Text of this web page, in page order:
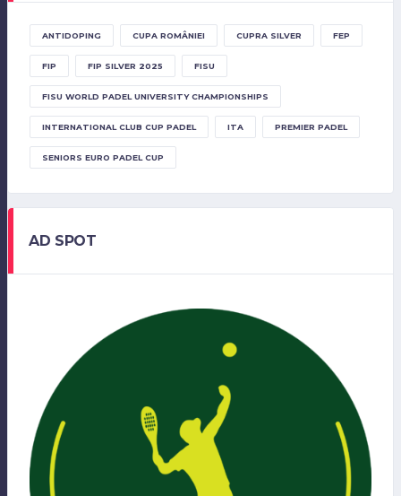
ANTIDOPING CUPA ROMÂNIEI CUPRA SILVER FEP
FIP FIP SILVER 2025 FISU
FISU WORLD PADEL UNIVERSITY CHAMPIONSHIPS
INTERNATIONAL CLUB CUP PADEL ITA PREMIER PADEL
SENIORS EURO PADEL CUP
AD SPOT